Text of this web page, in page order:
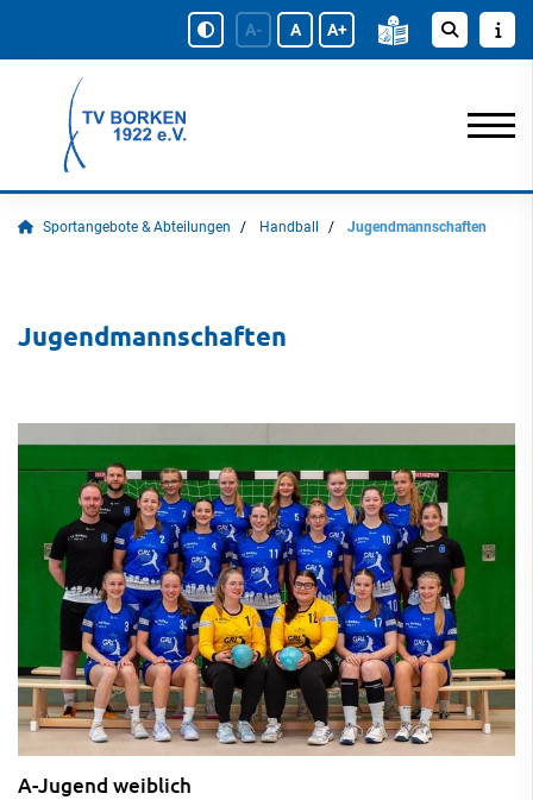
A- A A+
Sportangebote & Abteilungen Handball Jugendmannschaften
Jugendmannschaften
A-Jugend weiblich